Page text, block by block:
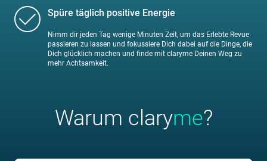
Spüre täglich positive Energie
Nimm dir jeden Tag wenige Minuten Zeit, um das Erlebte Revue
passieren zu lassen und fokussiere Dich dabei auf die Dinge, die
Dich glücklich machen und finde mit claryme Deinen Weg zu
mehr Achtsamkeit.
Warum claryme?